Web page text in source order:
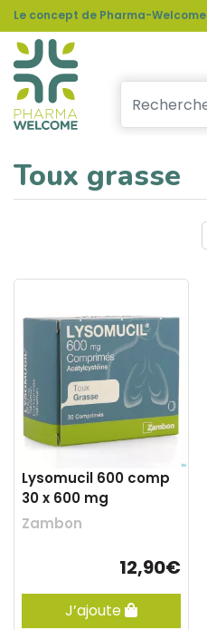
Le concept de Pharma-Welcome
Toux grasse
Lysomucil 600 comp
30 x 600 mg
Zambon
12,90€
J’ajoute